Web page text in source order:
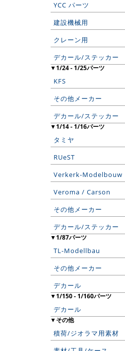
YCC パーツ
建設機械用
クレーン用
デカール/ステッカー
▼1/24 - 1/25パーツ
KFS
その他メーカー
デカール/ステッカー
▼1/14 - 1/16パーツ
タミヤ
RUeST
Verkerk-Modelbouw
Veroma / Carson
その他メーカー
デカール/ステッカー
▼1/87パーツ
TL-Modellbau
その他メーカー
デカール
▼1/150 - 1/160パーツ
デカール
▼その他
積荷/ジオラマ用素材